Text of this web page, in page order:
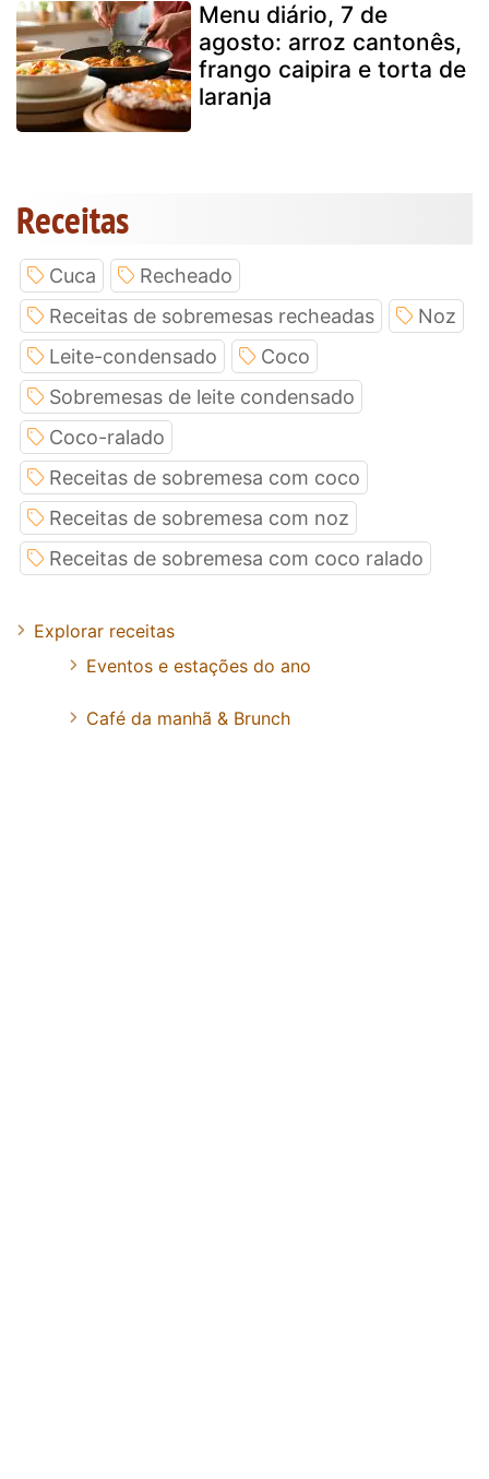
Menu diário, 7 de
agosto: arroz cantonês,
frango caipira e torta de
laranja
Receitas
Cuca
Recheado
Receitas de sobremesas recheadas
Noz
Leite-condensado
Coco
Sobremesas de leite condensado
Coco-ralado
Receitas de sobremesa com coco
Receitas de sobremesa com noz
Receitas de sobremesa com coco ralado
Explorar receitas
Eventos e estações do ano
Café da manhã & Brunch